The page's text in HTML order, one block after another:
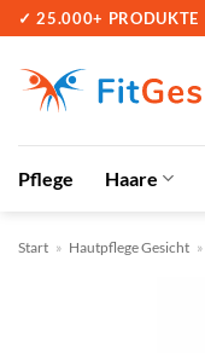
Zum
springen
✓ 25.000+ PRODUKTE
Pflege Haare
Start » Hautpflege Gesicht »